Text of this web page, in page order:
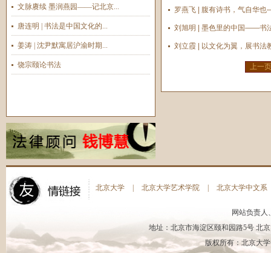
文脉赓续 墨润燕园——记北京...
唐连明 | 书法是中国文化的...
姜涛 | 沈尹默寓居沪渝时期...
饶宗颐论书法
罗燕飞 | 腹有诗书，气自华
刘旭明 | 墨色里的中国——书
刘立霞 | 以文化为翼，展书
上一页
北京大学 北京大学艺术学院 北京大学中文系
网站负责
地址：北京市海淀区颐和园路5号 北
版权所有：北京大